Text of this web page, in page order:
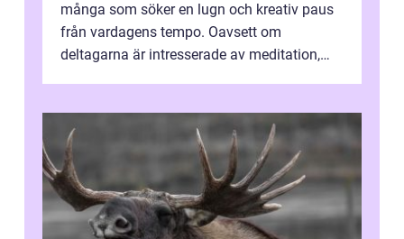
många som söker en lugn och kreativ paus
från vardagens tempo. Oavsett om
deltagarna är intresserade av meditation,